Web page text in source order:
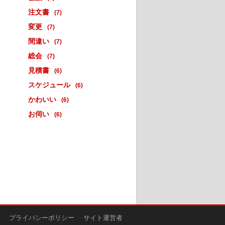
注文書 (7)
変更 (7)
間違い (7)
総会 (7)
見積書 (6)
スケジュール (6)
かわいい (6)
お伺い (6)
プライバシーポリシー サイト運営者